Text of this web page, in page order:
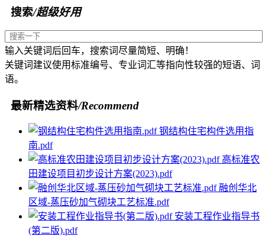
搜索/超级好用
输入关键词后回车，搜索词尽量简短、明确！
关键词建议使用标准编号、专业词汇等指向性较强的短语、词
语。
最新精选资料/Recommend
钢结构住宅构件选用指
南.pdf
高标准农
田建设项目初步设计方案(2023).pdf
融创华北
区域-蒸压砂加气砌块工艺标准.pdf
安装工程作业指导书
(第二版).pdf